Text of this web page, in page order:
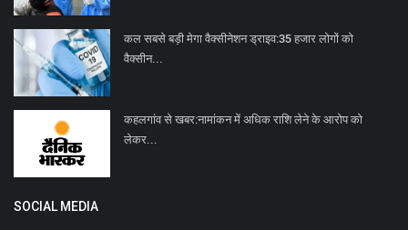
कल सबसे बड़ी मेगा वैक्सीनेशन ड्राइव:35 हजार लोगों को
वैक्सीन...
कहलगांव से खबर:नामांकन में अधिक राशि लेने के आरोप को
लेकर...
SOCIAL MEDIA